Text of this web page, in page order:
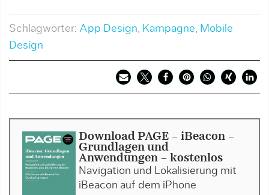
Schlagwörter: App Design, Kampagne, Mobile
Design
Download PAGE - iBeacon –
Grundlagen und
Anwendungen - kostenlos
Navigation und Lokalisierung mit
iBeacon auf dem iPhone